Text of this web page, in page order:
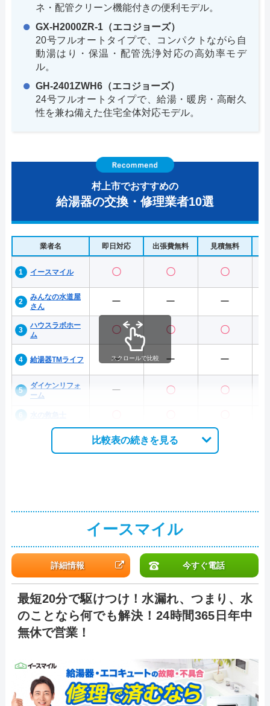
ネ・配管クリーン機能付きの便利モデル。
GX-H2000ZR-1（エコジョーズ）
20号フルオートタイプで、コンパクトながら自
動湯はり・保温・配管洗浄対応の高効率モデ
ル。
GH-2401ZWH6（エコジョーズ）
24号フルオートタイプで、給湯・暖房・高耐久
性を兼ね備えた住宅全体対応モデル。
村上市でおすすめの
給湯器の交換・修理業者10選
業者名 即日対応 出張費無料 見積無料
イースマイル 〇 〇 〇
みんなの水道屋
さん
ー ー ー
ハウスラボホー
ム
〇 〇 〇
給湯器TMライフ ー ー ー
ダイケンリフォ
ーム
ー 〇 〇
スクロールで比較
比較表の続きを見る
イースマイル
詳細情報 今すぐ電話
最短20分で駆けつけ！水漏れ、つまり、水
のことなら何でも解決！24時間365日年中
無休で営業！